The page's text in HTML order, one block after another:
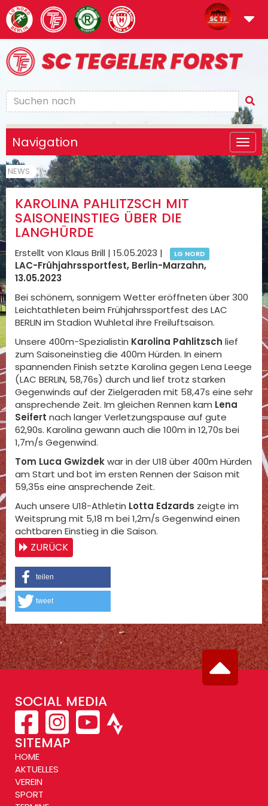
Navigation
NEWS
KAROLINA PAHLITZSCH MIT
SAISONEINSTIEG ÜBER DIE
LANGHÜRDE
Erstellt von Klaus Brill | 15.05.2023 | LG NORD
LAC-Frühjahrssportfest, Berlin-Marzahn,
13.05.2023
Bei schönem, sonnigem Wetter eröffneten über 300
Leichtathleten beim Frühjahrssportfest des LAC
BERLIN im Stadion Wuhletal ihre Freiluftsaison.
Unsere 400m-Spezialistin Karolina Pahlitzsch lief
zum Saisoneinstieg die 400m Hürden. In einem
spannenden Finish setzte Karolina gegen Lena Leege
(LAC BERLIN, 58,76s) durch und lief trotz starken
Gegenwinds auf der Zielgeraden mit 58,47s eine sehr
ansprechende Zeit. Im gleichen Rennen kam Lena
Seifert nach langer Verletzungspause auf gute
62,90s. Karolina gewann auch die 100m in 12,70s bei
1,7m/s Gegenwind.
Tom Luca Gwizdekwar in der U18 über 400m Hürden
am Start und bot im ersten Rennen der Saison mit
59,35s eine ansprechende Zeit.
Auch unsere U18-Athletin Lotta Edzards zeigte im
Weitsprung mit 5,18 m bei 1,2m/s Gegenwind einen
achtbaren Einstieg in die Saison.
ZURÜCK
teilen
tweet
SOCIAL MEDIA
SITEMAP
HOME
AKTUELLES
VEREIN
SPORT